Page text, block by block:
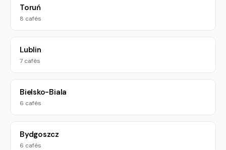
Toruń
8 cafés
Lublin
7 cafés
Bielsko-Biala
6 cafés
Bydgoszcz
6 cafés